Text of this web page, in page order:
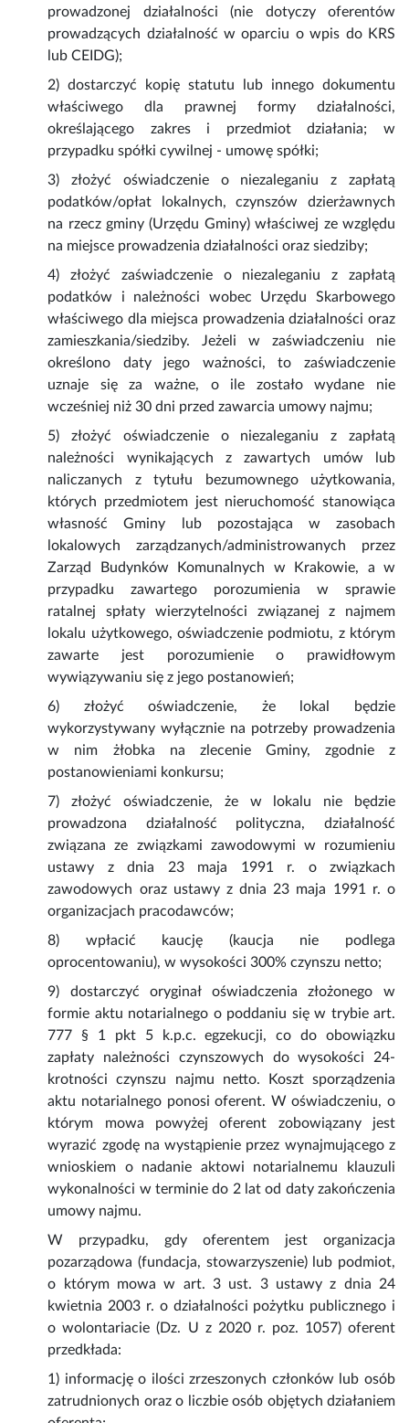
prowadzonej działalności (nie dotyczy oferentów
prowadzących działalność w oparciu o wpis do KRS
lub CEIDG);
2) dostarczyć kopię statutu lub innego dokumentu
właściwego dla prawnej formy działalności,
określającego zakres i przedmiot działania; w
przypadku spółki cywilnej - umowę spółki;
3) złożyć oświadczenie o niezaleganiu z zapłatą
podatków/opłat lokalnych, czynszów dzierżawnych
na rzecz gminy (Urzędu Gminy) właściwej ze względu
na miejsce prowadzenia działalności oraz siedziby;
4) złożyć zaświadczenie o niezaleganiu z zapłatą
podatków i należności wobec Urzędu Skarbowego
właściwego dla miejsca prowadzenia działalności oraz
zamieszkania/siedziby. Jeżeli w zaświadczeniu nie
określono daty jego ważności, to zaświadczenie
uznaje się za ważne, o ile zostało wydane nie
wcześniej niż 30 dni przed zawarcia umowy najmu;
5) złożyć oświadczenie o niezaleganiu z zapłatą
należności wynikających z zawartych umów lub
naliczanych z tytułu bezumownego użytkowania,
których przedmiotem jest nieruchomość stanowiąca
własność Gminy lub pozostająca w zasobach
lokalowych zarządzanych/administrowanych przez
Zarząd Budynków Komunalnych w Krakowie, a w
przypadku zawartego porozumienia w sprawie
ratalnej spłaty wierzytelności związanej z najmem
lokalu użytkowego, oświadczenie podmiotu, z którym
zawarte jest porozumienie o prawidłowym
wywiązywaniu się z jego postanowień;
6) złożyć oświadczenie, że lokal będzie
wykorzystywany wyłącznie na potrzeby prowadzenia
w nim żłobka na zlecenie Gminy, zgodnie z
postanowieniami konkursu;
7) złożyć oświadczenie, że w lokalu nie będzie
prowadzona działalność polityczna, działalność
związana ze związkami zawodowymi w rozumieniu
ustawy z dnia 23 maja 1991 r. o związkach
zawodowych oraz ustawy z dnia 23 maja 1991 r. o
organizacjach pracodawców;
8) wpłacić kaucję (kaucja nie podlega
oprocentowaniu), w wysokości 300% czynszu netto;
9) dostarczyć oryginał oświadczenia złożonego w
formie aktu notarialnego o poddaniu się w trybie art.
777 § 1 pkt 5 k.p.c. egzekucji, co do obowiązku
zapłaty należności czynszowych do wysokości 24-
krotności czynszu najmu netto. Koszt sporządzenia
aktu notarialnego ponosi oferent. W oświadczeniu, o
którym mowa powyżej oferent zobowiązany jest
wyrazić zgodę na wystąpienie przez wynajmującego z
wnioskiem o nadanie aktowi notarialnemu klauzuli
wykonalności w terminie do 2 lat od daty zakończenia
umowy najmu.
W przypadku, gdy oferentem jest organizacja
pozarządowa (fundacja, stowarzyszenie) lub podmiot,
o którym mowa w art. 3 ust. 3 ustawy z dnia 24
kwietnia 2003 r. o działalności pożytku publicznego i
o wolontariacie (Dz. U z 2020 r. poz. 1057) oferent
przedkłada:
1) informację o ilości zrzeszonych członków lub osób
zatrudnionych oraz o liczbie osób objętych działaniem